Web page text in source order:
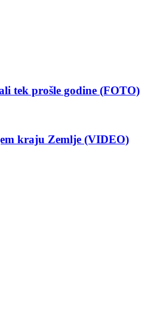
tek prošle godine (FOTO)
kraju Zemlje (VIDEO)